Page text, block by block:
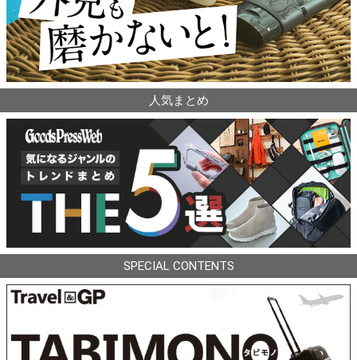
人気まとめ
SPECIAL CONTENTS